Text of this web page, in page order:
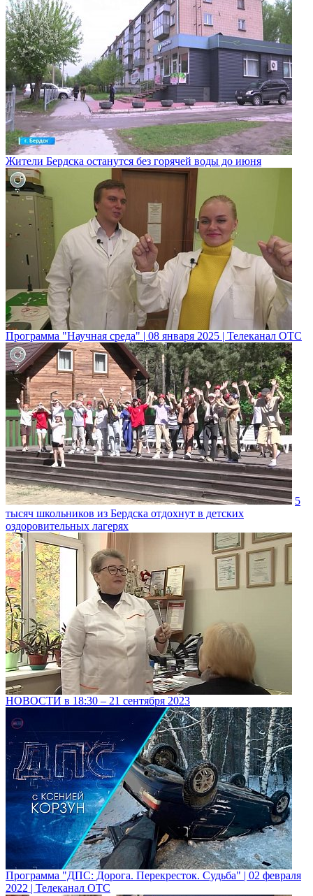
Жители Бердска останутся без горячей воды до июня
Программа "Научная среда" | 08 января 2025 | Телеканал ОТС
5
тысяч школьников из Бердска отдохнут в детских
оздоровительных лагерях
НОВОСТИ в 18:30 – 21 сентября 2023
Программа "ДПС: Дорога. Перекресток. Судьба" | 02 февраля
2022 | Телеканал ОТС